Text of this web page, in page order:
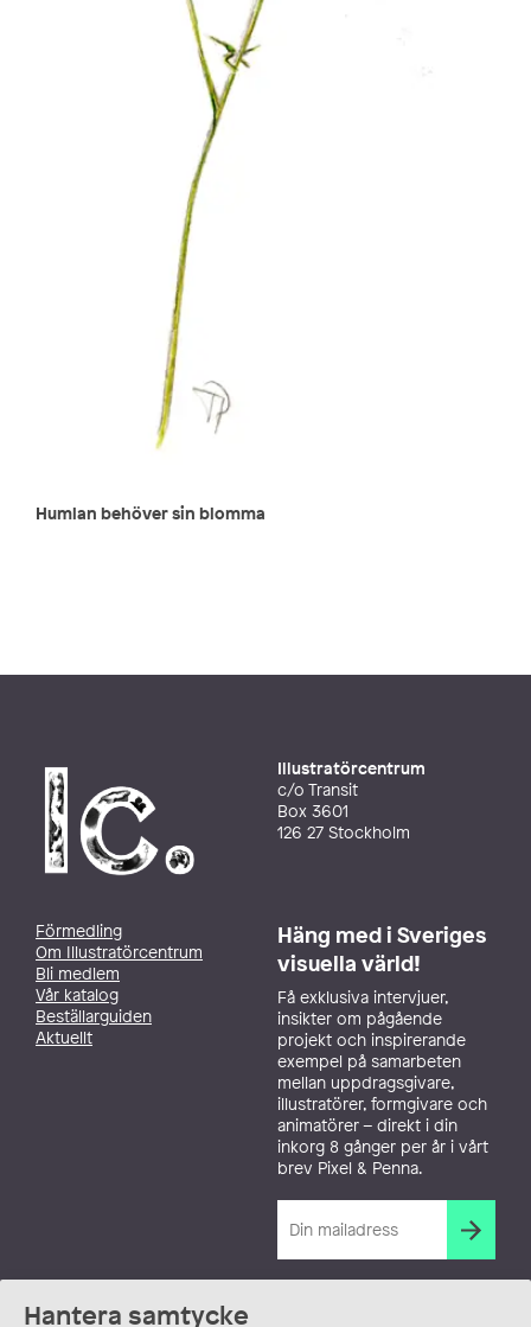
Hantera samtycke
Humlan behöver sin blomma
Illustratörcentrum
c/o Transit
Box 3601
126 27 Stockholm
Förmedling
Om Illustratörcentrum
Bli medlem
Vår katalog
Beställarguiden
Aktuellt
Häng med i Sveriges
visuella värld!
Få exklusiva intervjuer,
insikter om pågående
projekt och inspirerande
exempel på samarbeten
mellan uppdragsgivare,
illustratörer, formgivare och
animatörer – direkt i din
inkorg 8 gånger per år i vårt
brev Pixel & Penna.